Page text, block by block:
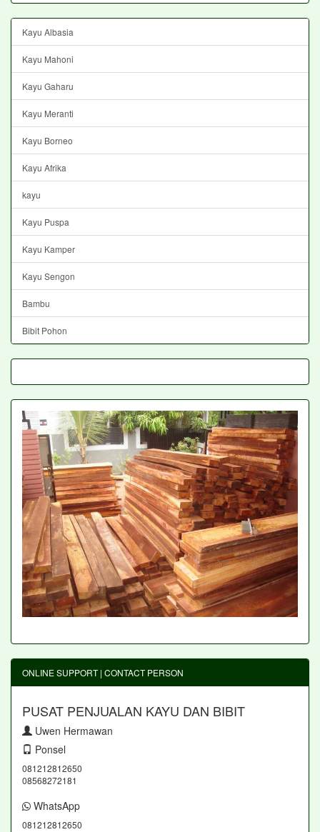
Kayu Albasia
Kayu Mahoni
Kayu Gaharu
Kayu Meranti
Kayu Borneo
Kayu Afrika
kayu
Kayu Puspa
Kayu Kamper
Kayu Sengon
Bambu
Bibit Pohon
ONLINE SUPPORT | CONTACT PERSON
PUSAT PENJUALAN KAYU DAN BIBIT
Uwen Hermawan
Ponsel
081212812650
08568272181
WhatsApp
081212812650